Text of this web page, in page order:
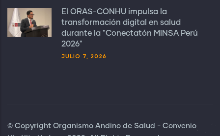
El ORAS-CONHU impulsa la
transformación digital en salud
durante la "Conectatón MINSA Perú
2026"
JULIO 7, 2026
© Copyright Organismo Andino de Salud - Convenio